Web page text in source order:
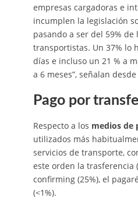
empresas cargadoras e
incumplen la legislación
pasando a ser del 59% de
transportistas. Un 37% lo
días e incluso un 21 % a
a 6 meses”, señalan
Pago por
Respecto a los medios de
utilizados más
servicios de transporte,
este orden la trasferencia
confirming (25%), el
(<1%).